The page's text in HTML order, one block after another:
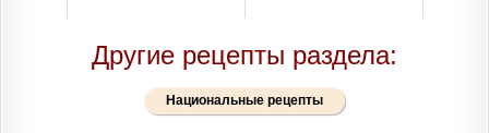
Другие рецепты раздела:
Национальные рецепты